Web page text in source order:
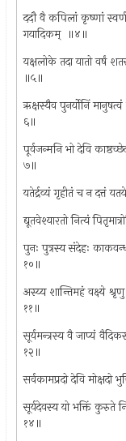
ददौ वै कपिलां कृष्णां
गयादिकम् ‌ ॥४॥
यक्षलोके तदा यातो वर्षं
॥५॥
ऋक्षस्यैव पुनर्योनिं
६॥
पूर्वजन्मनि भो देवि
७॥
यतेर्द्रव्यं गृहीतं च न दत्तं
द्यूतवेश्यारतो नित्यं
पुनः पुत्रस्य संदेहः
१०॥
अस्य्य शान्तिमहं वक्ष्ये श्रृणु
११॥
सूर्यमन्त्रस्य वै जाप्यं
१२॥
सर्वकामप्रदो देवि
सूर्यदेवस्य यो भक्तिं कुरुते
१४॥